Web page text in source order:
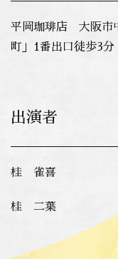
平岡珈琲店 大阪市
町」1番出口徒歩3分
出演者
桂 雀喜
桂 二葉